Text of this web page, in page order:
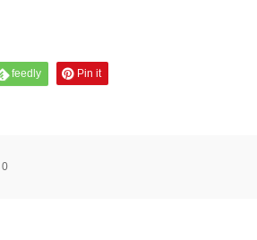
feedly Pin it
0